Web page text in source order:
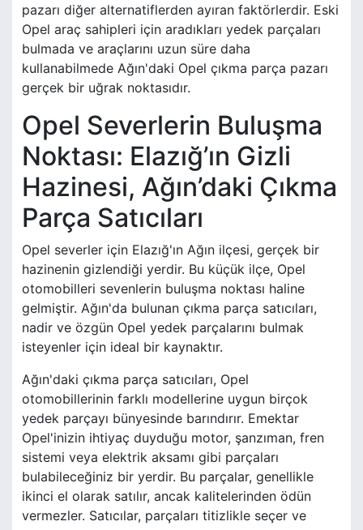
pazarı diğer alternatiflerden ayıran faktörlerdir. Eski
Opel araç sahipleri için aradıkları yedek parçaları
bulmada ve araçlarını uzun süre daha
kullanabilmede Ağın'daki Opel çıkma parça pazarı
gerçek bir uğrak noktasıdır.
Opel Severlerin Buluşma
Noktası: Elazığ’ın Gizli
Hazinesi, Ağın’daki Çıkma
Parça Satıcıları
Opel severler için Elazığ'ın Ağın ilçesi, gerçek bir
hazinenin gizlendiği yerdir. Bu küçük ilçe, Opel
otomobilleri sevenlerin buluşma noktası haline
gelmiştir. Ağın'da bulunan çıkma parça satıcıları,
nadir ve özgün Opel yedek parçalarını bulmak
isteyenler için ideal bir kaynaktır.
Ağın'daki çıkma parça satıcıları, Opel
otomobillerinin farklı modellerine uygun birçok
yedek parçayı bünyesinde barındırır. Emektar
Opel'inizin ihtiyaç duyduğu motor, şanzıman, fren
sistemi veya elektrik aksamı gibi parçaları
bulabileceğiniz bir yerdir. Bu parçalar, genellikle
ikinci el olarak satılır, ancak kalitelerinden ödün
vermezler. Satıcılar, parçaları titizlikle seçer ve